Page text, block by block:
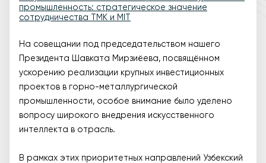
промышленность: стратегическое значение
сотрудничества TMK и MIT
На совещании под председательством нашего
Президента Шавката Мирзиёева, посвящённом
ускорению реализации крупных инвестиционных
проектов в горно-металлургической
промышленности, особое внимание было уделено
вопросу широкого внедрения искусственного
интеллекта в отрасль.
В рамках этих приоритетных направлений Узбекский